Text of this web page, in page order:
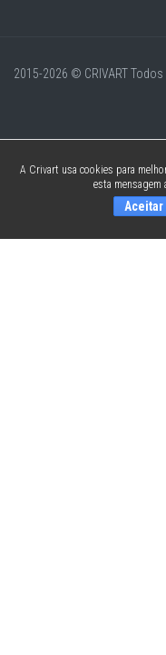
2015-2026 © CRIVARTTodos
A Crivart usa cookies para
esta mensagem
Aceitar